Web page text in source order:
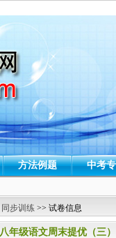
方法例题 中考
同步训练 >> 试卷信息
年级语文周末提优（三）